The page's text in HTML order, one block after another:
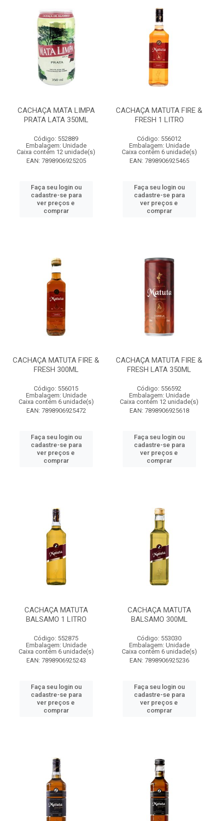
CACHAÇA MATA LIMPA
PRATA LATA 350ML
Código: 552889
Embalagem: Unidade
Caixa contém 12 unidade(s)
EAN: 7898906925205
Faça seu login ou
cadastre-se para
ver preços e
comprar
CACHAÇA MATUTA FIRE &
FRESH 1 LITRO
Código: 556012
Embalagem: Unidade
Caixa contém 6 unidade(s)
EAN: 7898906925465
Faça seu login ou
cadastre-se para
ver preços e
comprar
CACHAÇA MATUTA FIRE &
FRESH 300ML
Código: 556015
Embalagem: Unidade
Caixa contém 6 unidade(s)
EAN: 7898906925472
Faça seu login ou
cadastre-se para
ver preços e
comprar
CACHAÇA MATUTA FIRE &
FRESH LATA 350ML
Código: 556592
Embalagem: Unidade
Caixa contém 12 unidade(s)
EAN: 7898906925618
Faça seu login ou
cadastre-se para
ver preços e
comprar
CACHAÇA MATUTA
BALSAMO 1 LITRO
Código: 552875
Embalagem: Unidade
Caixa contém 6 unidade(s)
EAN: 7898906925243
Faça seu login ou
cadastre-se para
ver preços e
comprar
CACHAÇA MATUTA
BALSAMO 300ML
Código: 553030
Embalagem: Unidade
Caixa contém 6 unidade(s)
EAN: 7898906925236
Faça seu login ou
cadastre-se para
ver preços e
comprar